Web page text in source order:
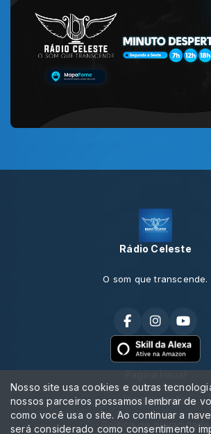
Rádio Celeste
O som que transcende.
Programação
Política de privacidade
Nosso site usa cookies e outras
nossos parceiros possamos lembrar de
como você usa o site. Ao continuar a
será considerado como consentimento